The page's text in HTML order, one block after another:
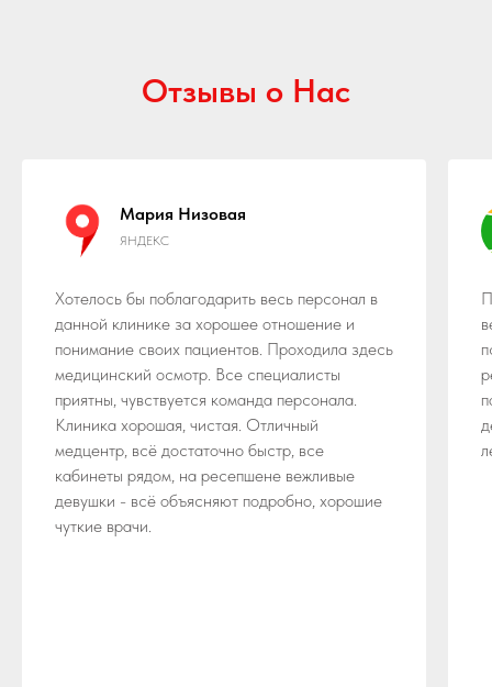
Отзывы о Нас
Мария Низовая
ЯНДЕКС
Хотелось бы поблагодарить весь персонал в
данной клинике за хорошее отношение и
понимание своих пациентов. Проходила здесь
медицинский осмотр. Все специалисты
приятны, чувствуется команда персонала.
Клиника хорошая, чистая​. Отличный
медцентр, всё достаточно быстр, все
кабинеты рядом, на ресепшене вежливые
девушки - всё объясняют подробно, хорошие
чуткие врачи.